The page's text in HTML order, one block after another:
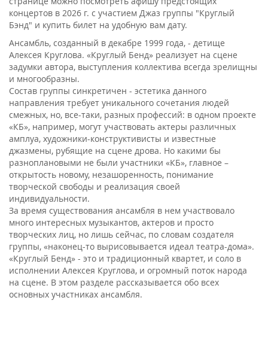
концертов в 2026 г. с участием Джаз группы "Круглый
Бэнд" и купить билет на удобную вам дату.
Ансамбль, созданный в декабре 1999 года, - детище
Алексея Круглова. «Круглый Бенд» реализует на сцене
задумки автора, выступления коллектива всегда зрелищны
и многообразны.
Состав группы синкретичен - эстетика данного
направления требует уникального сочетания людей
смежных, но, все-таки, разных профессий: в одном проекте
«КБ», например, могут участвовать актеры различных
амплуа, художники-конструктивисты и известные
джазмены, рубящие на сцене дрова. Но какими бы
разноплановыми не были участники «КБ», главное –
открытость новому, незашоренность, понимание
творческой свободы и реализация своей
индивидуальности.
За время существования ансамбля в нем участвовало
много интересных музыкантов, актеров и просто
творческих лиц, но лишь сейчас, по словам создателя
группы, «наконец-то вырисовывается идеал театра-дома».
«Круглый Бенд» - это и традиционный квартет, и соло в
исполнении Алексея Круглова, и огромный поток народа
на сцене. В этом разделе рассказывается обо всех
основных участниках ансамбля.